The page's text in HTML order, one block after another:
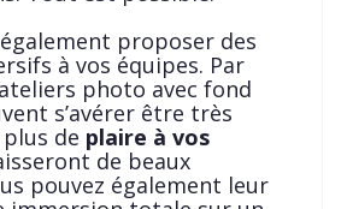
proposer des
à vos équipes. Par
photo avec fond
s’avérer être très
de plaire à vos
de beaux
pouvez également leur